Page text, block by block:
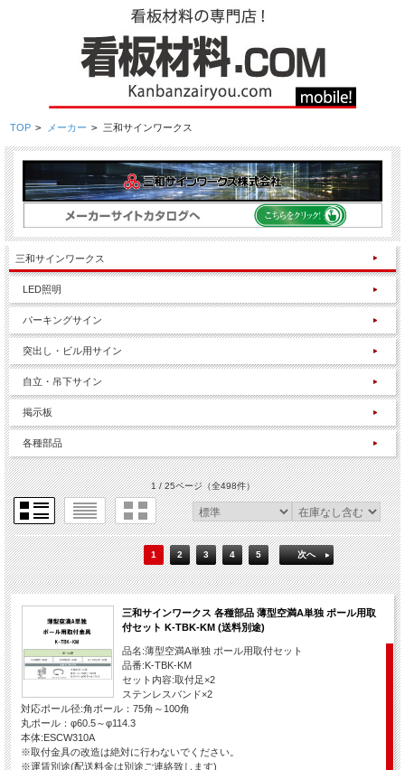
TOP > メーカー > 三和サインワークス
三和サインワークス
LED照明
パーキングサイン
突出し・ビル用サイン
自立・吊下サイン
掲示板
各種部品
1 / 25ページ（全498件）
1 2 3 4 5 次へ
三和サインワークス 各種部品 薄型空満A単独 ポール用取
付セット K-TBK-KM (送料別途)
品名:薄型空満A単独 ポール用取付セット
品番:K-TBK-KM
セット内容:取付足×2
ステンレスバンド×2
対応ポール径:角ポール：75角～100角
丸ポール：φ60.5～φ114.3
本体:ESCW310A
※取付金具の改造は絶対に行わないでください。
※運賃別途(配送料金は別途ご連絡致します)